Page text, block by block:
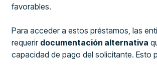
favorables.
Para acceder a estos préstamos, las
requerir documentación alternativa
capacidad de pago del solicitante. Esto